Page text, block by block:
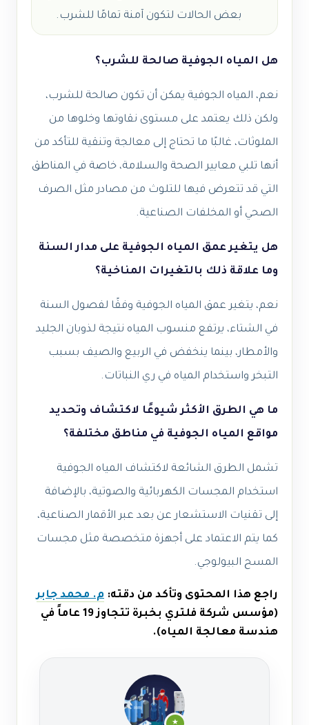
بعض الحالات لتكون آمنة تمامًا للشرب.
هل المياه الجوفية صالحة للشرب؟
نعم، المياه الجوفية يمكن أن تكون صالحة للشرب،
ولكن ذلك يعتمد على مستوى نقاوتها وخلوها من
الملوثات، غالبًا ما تحتاج إلى معالجة وتنقية للتأكد من
أنها تلبي معايير الصحة والسلامة، خاصة في المناطق
التي قد تتعرض فيها للتلوث من مصادر مثل الصرف
الصحي أو المخلفات الصناعية.
هل يتغير عمق المياه الجوفية على مدار السنة
وما علاقة ذلك بالتغيرات المناخية؟
نعم، يتغير عمق المياه الجوفية وفقًا لفصول السنة
في الشتاء، يرتفع منسوب المياه نتيجة لذوبان الجليد
والأمطار، بينما ينخفض في الربيع والصيف بسبب
التبخر واستخدام المياه في ري النباتات.
ما هي الطرق الأكثر شيوعًا لاكتشاف وتحديد
مواقع المياه الجوفية في مناطق مختلفة؟
تشمل الطرق الشائعة لاكتشاف المياه الجوفية
استخدام المجسات الكهربائية والصوتية، بالإضافة
إلى تقنيات الاستشعار عن بعد عبر الأقمار الصناعية،
كما يتم الاعتماد على أجهزة متخصصة مثل مجسات
المسح البيولوجي.
راجع هذا المحتوى وتأكد من دقته: م. محمد جابر
(مؤسس شركة فلتري بخبرة تتجاوز 19 عاماً في
هندسة معالجة المياه).
★